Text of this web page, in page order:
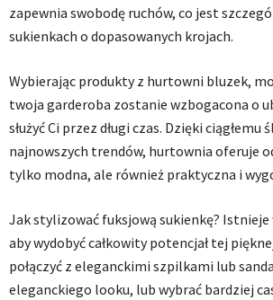
zapewnia swobodę ruchów, co jest
sukienkach o dopasowanych krojach.
Wybierając produkty z hurtowni bluzek,
twoja garderoba zostanie wzbogacona o
służyć Ci przez długi czas. Dzięki ciągłemu
najnowszych trendów, hurtownia oferuje
tylko modna, ale również praktyczna i
Jak stylizować fuksjową sukienkę? Istnieje
aby wydobyć całkowity potencjał tej
połączyć z eleganckimi szpilkami lub
eleganckiego looku, lub wybrać bardziej